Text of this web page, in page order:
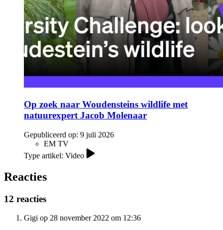
Op zoek naar Woudensteins wildlife met
natuurexpert Jacob Molenaar
Gepubliceerd op: 9 juli 2026
EM TV
Type artikel: Video
Reacties
12 reacties
Gigi op 28 november 2022 om 12:36